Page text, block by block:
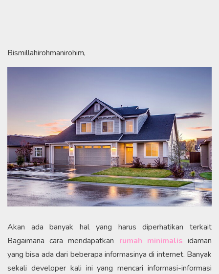
Bismillahirohmanirohim,
Akan ada banyak hal yang harus diperhatikan terkait
Bagaimana cara mendapatkan rumah minimalis idaman
yang bisa ada dari beberapa informasinya di internet. Banyak
sekali developer kali ini yang mencari informasi-informasi